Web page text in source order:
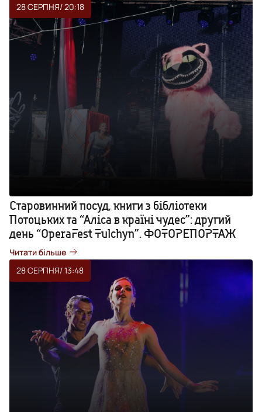
28 СЕРПНЯ/ 20:18
Старовинний посуд, книги з бібліотеки
Потоцьких та “Аліса в країні чудес”: другий
день “OperaFest Tulchyn”. ФОТОРЕПОРТАЖ
Читати більше
28 СЕРПНЯ/ 13:48